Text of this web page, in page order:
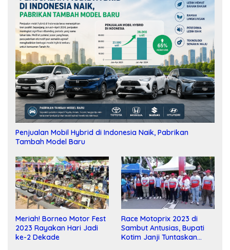
Penjualan Mobil Hybrid di Indonesia Naik, Pabrikan
Tambah Model Baru
Meriah! Borneo Motor Fest
2023 Rayakan Hari Jadi
ke-2 Dekade
Race Motoprix 2023 di
Sambut Antusias, Bupati
Kotim Janji Tuntaskan